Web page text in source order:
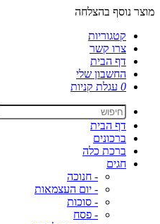
מוצר נוסף בהצלחה
קטגוריות
צרו קשר
דף הבית
החשבון שלי
0 עגלת קניות
דף הבית
ברכונים
ברכת כלה
חגים
- חנוכה
- יום העצמאות
- סוכות
- פסח